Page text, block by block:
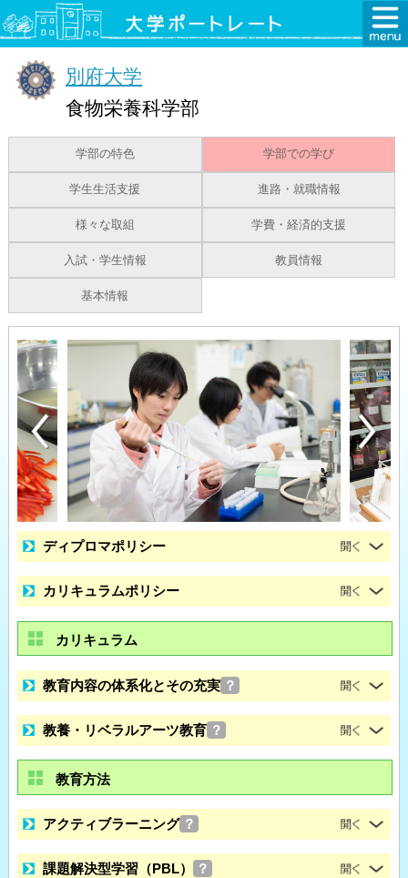
別府大学
食物栄養科学部
学部の特色 学部での学び
学生生活支援 進路・就職情報
様々な取組 学費・経済的支援
入試・学生情報 教員情報
基本情報
ディプロマポリシー
カリキュラムポリシー
カリキュラム
教育内容の体系化とその充実 ？
教養・リベラルアーツ教育 ？
教育方法
アクティブラーニング ？
課題解決型学習（PBL） ？